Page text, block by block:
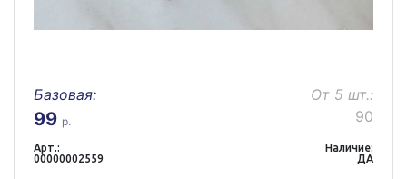
Базовая:
99 р.
От 5 шт.:
90
Арт.:
00000002559
Наличие:
ДА